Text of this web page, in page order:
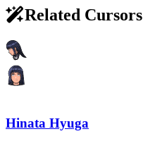
Related Cursors
Hinata Hyuga